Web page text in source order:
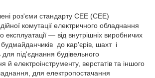
роз'єми стандарту СЕЕ (CEE)
комутації електричного обладнання
експлуатації — від внутрішніх виробничих
до кар'єрів, шахт і
для під'єднання будівельного
й електроінструменту, верстатів та іншого
для електропостачання